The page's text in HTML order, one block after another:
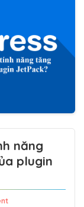
năng
plugin